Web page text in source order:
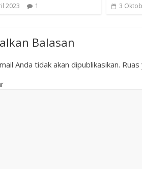
2023 1 3
Balasan
Anda tidak akan dipublikasikan.